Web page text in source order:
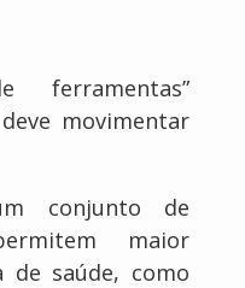
ferramentas”
movimentar
conjunto de
maior
de saúde, como